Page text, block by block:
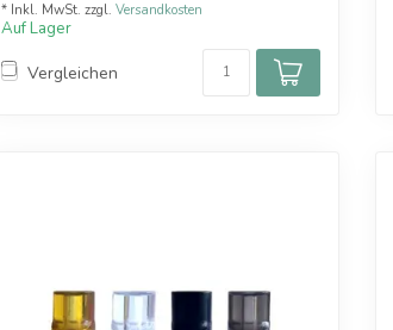
* Inkl. MwSt. zzgl. Versandkosten
Auf Lager
Vergleichen